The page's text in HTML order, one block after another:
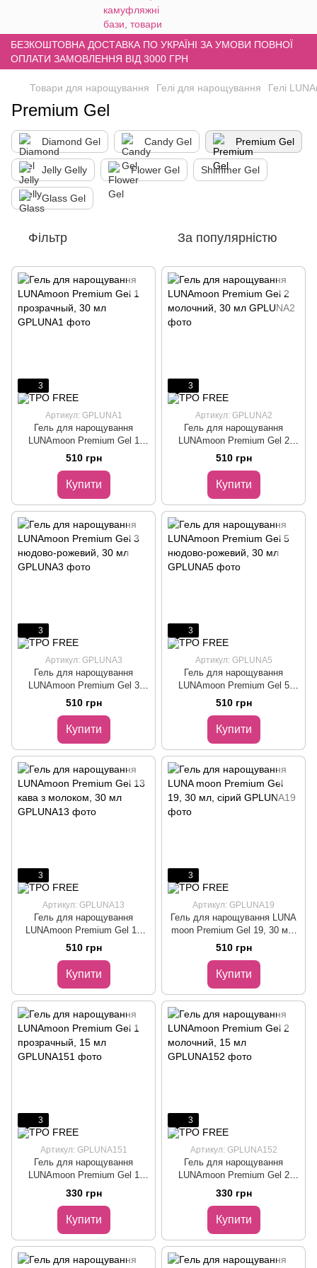
БЕЗКОШТОВНА ДОСТАВКА ПО УКРАЇНІ ЗА УМОВИ ПОВНОЇ
ОПЛАТИ ЗАМОВЛЕННЯ ВІД 3000 ГРН
Товари для нарощування Гелі для нарощування Гелі
Premium Gel
Diamond Gel Candy Gel Premium Gel
Jelly Gelly Flower Gel Shimmer Gel
Glass Gel
Фільтр За популярністю
3
Артикул: GPLUNA1
Гель для нарощування
LUNAmoon Premium Gel 1
прозрачный, 30 мл
510 грн
Купити
3
Артикул: GPLUNA2
Гель для нарощування
LUNAmoon Premium Gel 2
молочний, 30 мл
510 грн
Купити
3
Артикул: GPLUNA3
Гель для нарощування
LUNAmoon Premium Gel 3
нюдово-рожевий, 30 мл
510 грн
Купити
3
Артикул: GPLUNA5
Гель для нарощування
LUNAmoon Premium Gel 5
нюдово-рожевий, 30 мл
510 грн
Купити
3
Артикул: GPLUNA13
Гель для нарощування
LUNAmoon Premium Gel 13
кава з молоком, 30 мл
510 грн
Купити
3
Артикул: GPLUNA19
Гель для нарощування LUNA
moon Premium Gel 19, 30 мл,
сірий
510 грн
Купити
3
Артикул: GPLUNA151
Гель для нарощування
LUNAmoon Premium Gel 1
прозрачный, 15 мл
330 грн
Купити
3
Артикул: GPLUNA152
Гель для нарощування
LUNAmoon Premium Gel 2
молочний, 15 мл
330 грн
Купити